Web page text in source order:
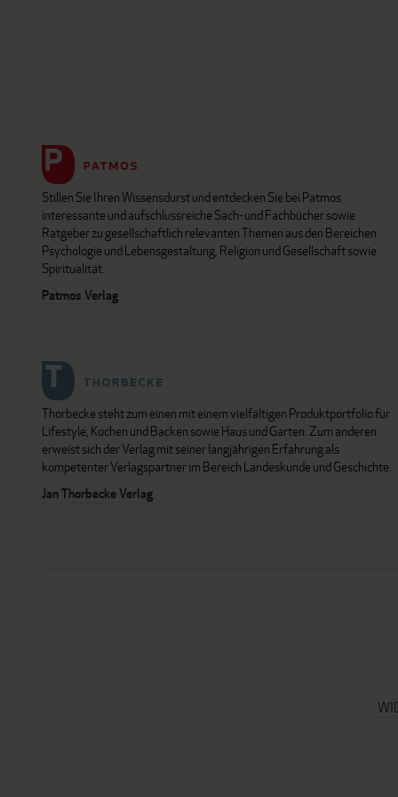
Stillen Sie Ihren Wissensdurst und entdecken Sie bei Patmos
interessante und aufschlussreiche Sach- und Fachbücher sowie
Ratgeber zu gesellschaftlich relevanten Themen aus den Bereichen
Psychologie und Lebensgestaltung, Religion und Gesellschaft sowie
Spiritualität.
Patmos Verlag
Thorbecke steht zum einen mit einem vielfältigen Produktportfolio für
Lifestyle, Kochen und Backen sowie Haus und Garten. Zum anderen
erweist sich der Verlag mit seiner langjährigen Erfahrung als
kompetenter Verlagspartner im Bereich Landeskunde und Geschichte.
Jan Thorbecke Verlag